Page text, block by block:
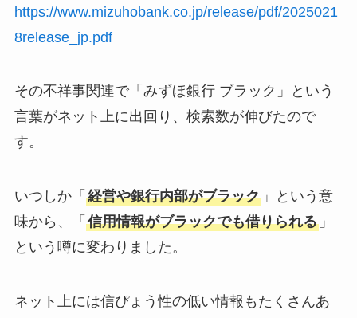
https://www.mizuhobank.co.jp/release/pdf/2025021
8release_jp.pdf
その不祥事関連で「みずほ銀行 ブラック」という
言葉がネット上に出回り、検索数が伸びたので
す。
いつしか「 経営や銀行内部がブラック」という意
味から、「 信用情報がブラックでも借りられる」
という噂に変わりました。
ネット上には信ぴょう性の低い情報もたくさんあ